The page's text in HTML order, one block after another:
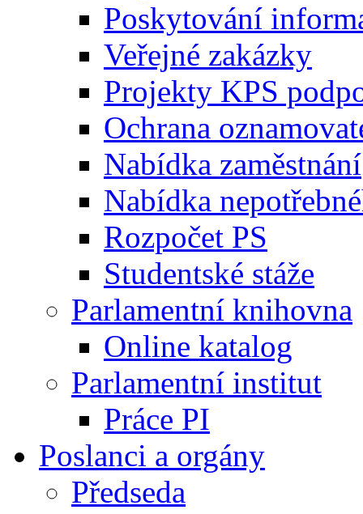
Poskytování
Veřejné zakázky
Projekty KPS
Ochrana
Nabídka zaměstnání
Nabídka
Rozpočet PS
Studentské stáže
Parlamentní knihovna
Online katalog
Parlamentní institut
Práce PI
Poslanci a orgány
Předseda